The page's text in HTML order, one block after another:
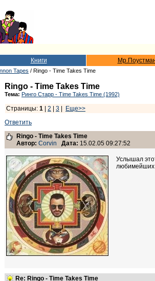
Книги
Tapes / Ringo - Time Takes Time
Ringo - Time Takes Time
Тема: Ринго Старр - Time Takes Time (1992)
Страницы: 1 2 3
Еще>>
Ответить
Ringo - Time Takes Time
Автор: Corvin Дата: 15.02.05 09:27:52
Услышал
любимейших
Re: Ringo - Time Takes Time